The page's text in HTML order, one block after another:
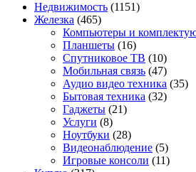
Недвижимость (1151)
Железка (465)
Компьютеры и
Планшеты (16)
Спутниковое ТВ (10)
Мобильная связь (47)
Аудио видео техника (35)
Бытовая техника (32)
Гаджеты (21)
Услуги (8)
Ноутбуки (28)
Видеонаблюдение (5)
Игровые консоли (11)